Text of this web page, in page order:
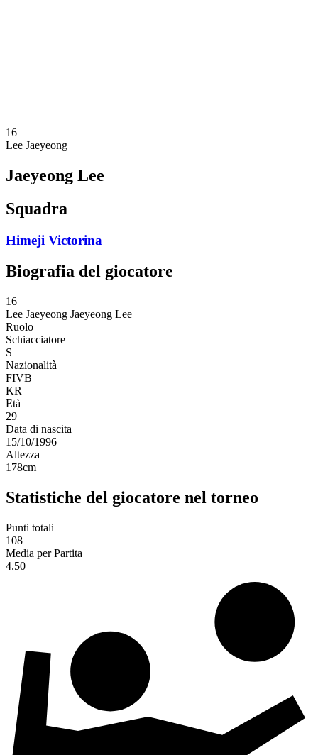
16
Lee Jaeyeong
Jaeyeong Lee
Squadra
Himeji Victorina
Biografia del giocatore
16
Lee Jaeyeong Jaeyeong Lee
Ruolo
Schiacciatore
S
Nazionalità
FIVB
KR
Età
29
Data di nascita
15/10/1996
Altezza
178cm
Statistiche del giocatore nel torneo
Punti totali
108
Media per Partita
4.50